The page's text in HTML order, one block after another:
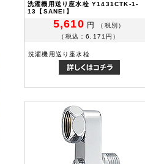
洗濯機用送り座水栓 Y1431CTK-1-
13【SANEI】
5,610 円
（税別）
（税込：6,171円）
洗濯機用送り座水栓